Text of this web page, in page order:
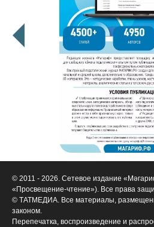
© 2011 - 2026. Сетевое издание
«Просвещение-чтение»). Все права
© ТАТМЕДИА. Все материалы,
законом.
Перепечатка, воспроизведение и